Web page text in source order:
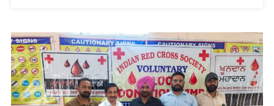
ਵੱਖ
ਵਿਭਾਗਾਂ
ਦੀ
ਮੀਟਿੰਗ